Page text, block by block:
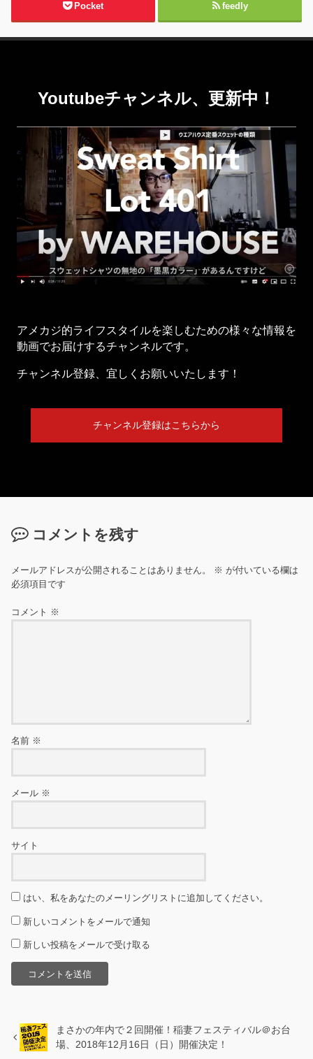
Pocket feedly
Youtubeチャンネル、更新中！
アメカジ的ライフスタイルを楽しむための様々な情報を
動画でお届けするチャンネルです。
チャンネル登録、宜しくお願いいたします！
チャンネル登録はこちらから
コメントを残す
メールアドレスが公開されることはありません。 ※ が付いている欄は
必須項目です
コメント ※
名前 ※
メール ※
サイト
はい、私をあなたのメーリングリストに追加してください。
新しいコメントをメールで通知
新しい投稿をメールで受け取る
まさかの年内で２回開催！稲妻フェスティバル＠お台
場、2018年12月16日（日）開催決定！